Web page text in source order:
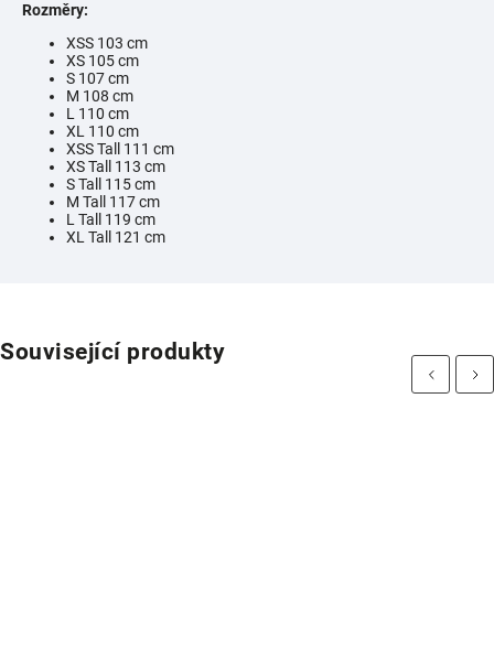
Rozměry:
XSS 103 cm
XS 105 cm
S 107 cm
M 108 cm
L 110 cm
XL 110 cm
XSS Tall 111 cm
XS Tall 113 cm
S Tall 115 cm
M Tall 117 cm
L Tall 119 cm
XL Tall 121 cm
Související produkty
Previous Next